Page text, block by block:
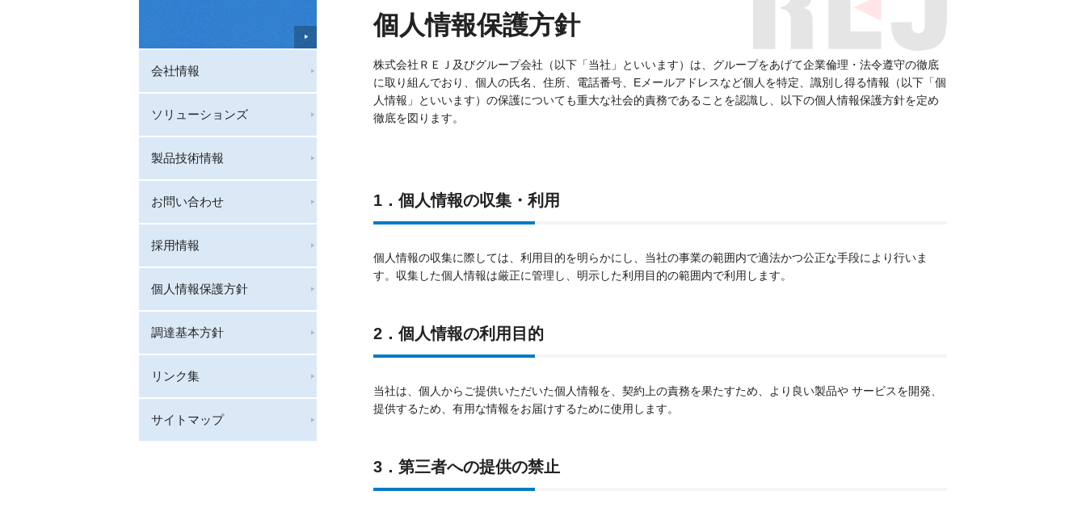
個人情報保護方針
株式会社ＲＥＪ及びグループ会社（以下「当社」といいます）は、グループをあげて企業倫理・法令遵守の徹底
に取り組んでおり、個人の氏名、住所、電話番号、Eメールアドレスなど個人を特定、識別し得る情報（以下「個
人情報」といいます）の保護についても重大な社会的責務であることを認識し、以下の個人情報保護方針を定め
徹底を図ります。
1．個人情報の収集・利用
個人情報の収集に際しては、利用目的を明らかにし、当社の事業の範囲内で適法かつ公正な手段により行いま
す。収集した個人情報は厳正に管理し、明示した利用目的の範囲内で利用します。
2．個人情報の利用目的
当社は、個人からご提供いただいた個人情報を、契約上の責務を果たすため、より良い製品や サービスを開発、
提供するため、有用な情報をお届けするために使用します。
3．第三者への提供の禁止
会社情報
ソリューションズ
製品技術情報
お問い合わせ
採用情報
個人情報保護方針
調達基本方針
リンク集
サイトマップ